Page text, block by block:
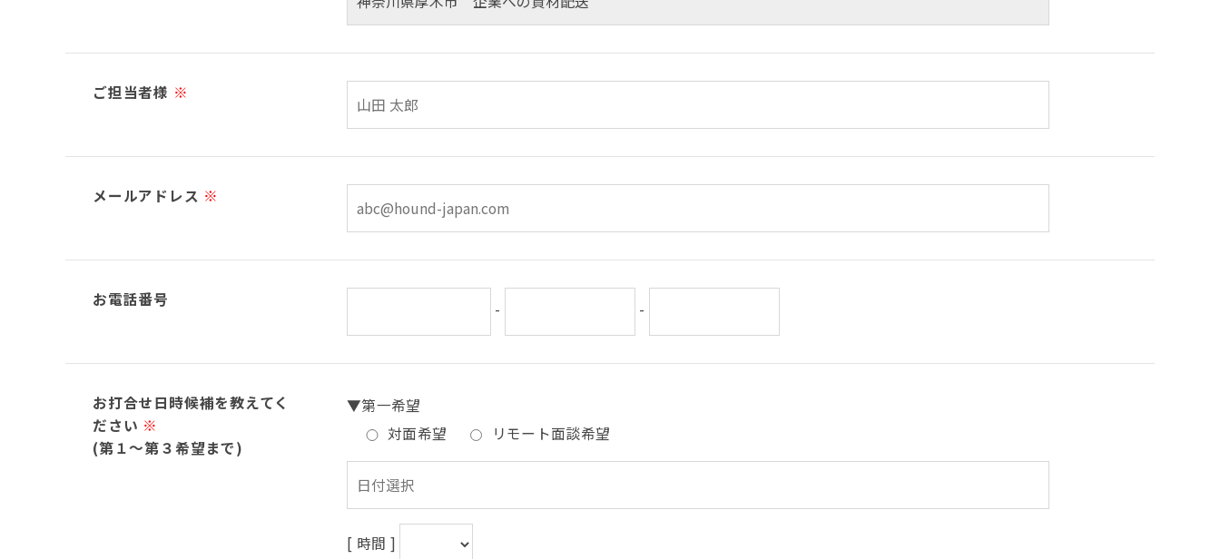
ご担当者様 ※
メールアドレス ※
お電話番号
- -
お打合せ日時候補を教えてく
ださい ※
(第１～第３希望まで)
▼第一希望
対面希望
リモート面談希望
[ 時間 ]